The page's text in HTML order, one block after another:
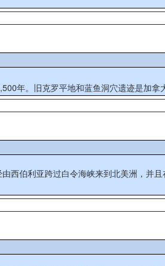
年。旧克罗平地和蓝鱼洞穴遗迹是加拿
西伯利亚跨过白令海峡来到北美洲，并